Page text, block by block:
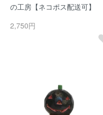
の工房【ネコポス配送可】
2,750円